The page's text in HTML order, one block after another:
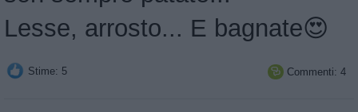
Lesse, arrosto... E bagnate😍
Stime: 5  Commenti: 4